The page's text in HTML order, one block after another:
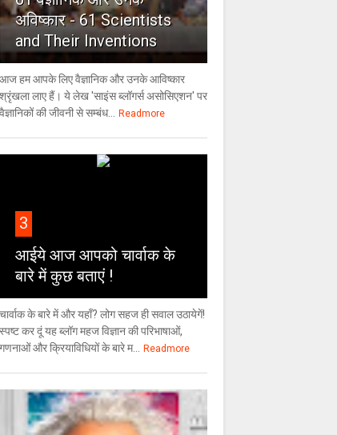
अविष्कार - 61 Scientists
and Their Inventions
आज हम आपके लिए वैज्ञानिक और उनके आविष्कार
श्रृंखला लाए हैं। ये लेख 'साइंस ब्लॉगर्स असोसिएशन' पर
वैज्ञा‍निकों की जीवनी से सम्बंध...
Readmore
3
आईये आज आपको चार्वाक के
बारे में कुछ बताएं !
चार्वाक के बारे में और यहाँ? लोग सहज ही सवाल उठायेगें!
स्पष्ट कर दूं यह ब्लॉग महज विज्ञान की परिभाषाओं,
गणनाओं और क्रियाविधियों के बारे म...
Readmore